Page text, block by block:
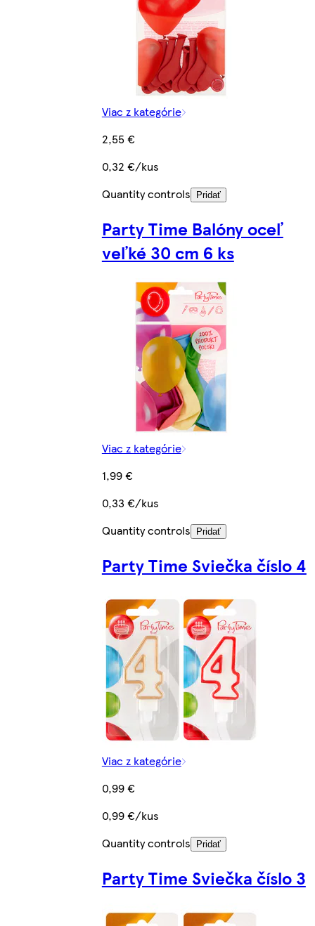
Viac z kategórie
2,55 €
0,32 €/kus
Quantity controls
Pridať
Party Time Balóny oceľ
veľké 30 cm 6 ks
Viac z kategórie
1,99 €
0,33 €/kus
Quantity controls
Pridať
Party Time Sviečka číslo 4
Viac z kategórie
0,99 €
0,99 €/kus
Quantity controls
Pridať
Party Time Sviečka číslo 3